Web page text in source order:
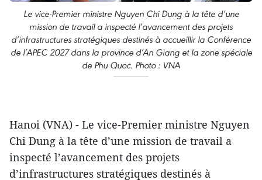
Le vice-Premier ministre Nguyen Chi Dung à la tête d’une
mission de travail a inspecté l’avancement des projets
d’infrastructures stratégiques destinés à accueillir la Conférence
de l’APEC 2027 dans la province d’An Giang et la zone spéciale
de Phu Quoc. Photo : VNA
Hanoi (VNA) - Le vice-Premier ministre Nguyen
Chi Dung à la tête d’une mission de travail a
inspecté l’avancement des projets
d’infrastructures stratégiques destinés à